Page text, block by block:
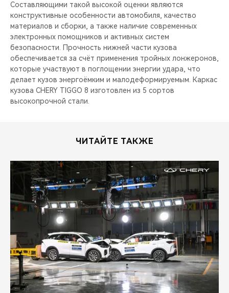
Составляющими такой высокой оценки являются
конструктивные особенности автомобиля, качество
материалов и сборки, а также наличие современных
электронных помощников и активных систем
безопасности. Прочность нижней части кузова
обеспечивается за счёт применения тройных лонжеронов,
которые участвуют в поглощении энергии удара, что
делает кузов энергоёмким и малодеформируемым. Каркас
кузова CHERY TIGGO 8 изготовлен из 5 сортов
высокопрочной стали.
ЧИТАЙТЕ ТАКЖЕ